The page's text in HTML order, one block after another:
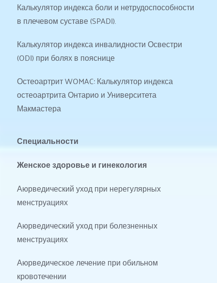
Калькулятор индекса боли и нетрудоспособности
в плечевом суставе (SPADI).
Калькулятор индекса инвалидности Освестри
(ODI) при болях в пояснице
Остеоартрит WOMAC: Калькулятор индекса
остеоартрита Онтарио и Университета
Макмастера
Специальности
Женское здоровье и гинекология
Аюрведический уход при нерегулярных
менструациях
Аюрведический уход при болезненных
менструациях
Аюрведическое лечение при обильном
кровотечении